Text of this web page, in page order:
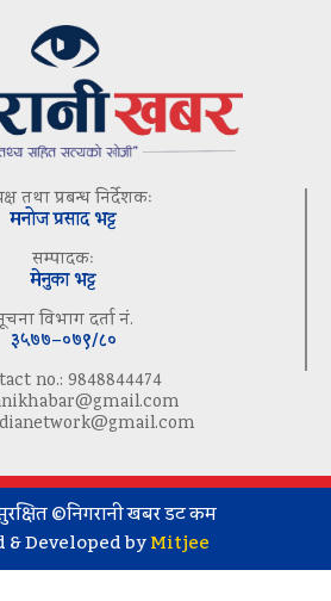
तथा प्रबन्ध निर्देशकः
मनोज प्रसाद भट्ट
सम्पादकः
मेनुका भट्ट
विभाग दर्ता नं.
३५७७–०७९/८०
no.: 9848844474
©निगरानी खबर डट कम
& Developed byMitjee